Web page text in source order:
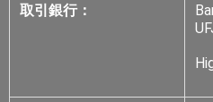
取引銀行：